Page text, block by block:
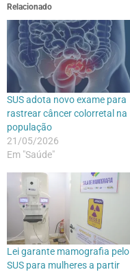
Relacionado
SUS adota novo exame para
rastrear câncer colorretal na
população
21/05/2026
Em "Saúde"
Lei garante mamografia pelo
SUS para mulheres a partir